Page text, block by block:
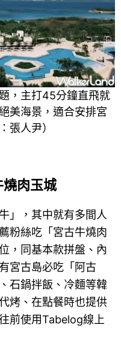
，主打45分鐘直飛就
美海景，適合安排宮
張人尹）
肉玉城
」，其中就有多間人
粉絲吃「宮古牛燒肉
，同基本款拼盤、內
宮古島必吃「阿古
石鍋拌飯、冷麵等韓
烤、在點餐時也提供
前使用Tabelog線上